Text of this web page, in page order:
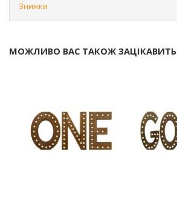
Знижки
МОЖЛИВО ВАС ТАКОЖ ЗАЦІКАВИТЬ